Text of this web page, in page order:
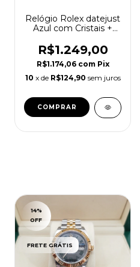
Relógio Rolex datejust
Azul com Cristais +
Rolex
R$1.249,00
R$1.174,06 com Pix
10 x de R$124,90 sem juros
COMPRAR
14%
OFF
FRETE GRÁTIS